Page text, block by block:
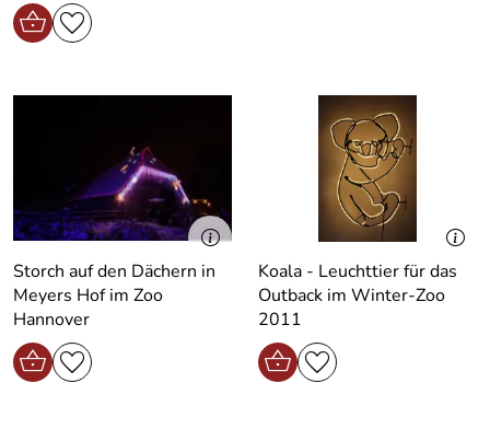
Storch auf den Dächern in
Meyers Hof im Zoo
Hannover
Koala - Leuchttier für das
Outback im Winter-Zoo
2011